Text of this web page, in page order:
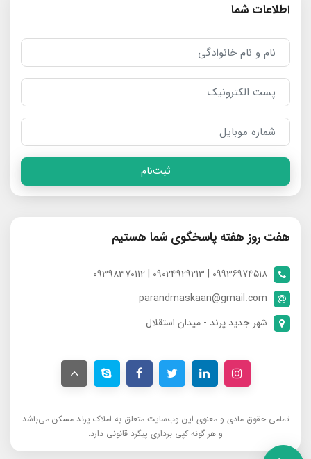
اطلاعات شما
ثبت‌نام
هفت روز هفته پاسخگوی شما هستیم
09936974518 | 09024929213 | 09398370112
parandmaskaan@gmail.com
شهر جدید پرند - میدان استقلال
تمامی حقوق مادی و معنوی این وب‌سایت متعلق به املاک پرند مسکن می‌باشد
و هر گونه کپی برداری پیگرد قانونی دارد.